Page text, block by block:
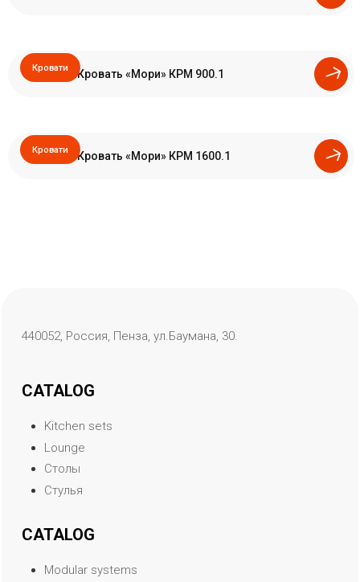
Кровати Кровать «Мори» КРМ 900.1
Кровати Кровать «Мори» КРМ 1600.1
440052, Россия, Пенза, ул.Баумана, 30.
CATALOG
Kitchen sets
Lounge
Столы
Стулья
CATALOG
Modular systems